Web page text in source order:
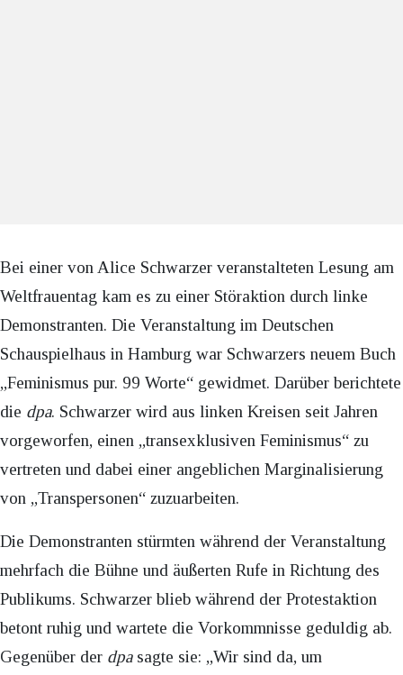
Bei einer von Alice Schwarzer veranstalteten Lesung am
Weltfrauentag kam es zu einer Störaktion durch linke
Demonstranten. Die Veranstaltung im Deutschen
Schauspielhaus in Hamburg war Schwarzers neuem Buch
„Feminismus pur. 99 Worte“ gewidmet. Darüber berichtete
die dpa. Schwarzer wird aus linken Kreisen seit Jahren
vorgeworfen, einen „transexklusiven Feminismus“ zu
vertreten und dabei einer angeblichen Marginalisierung
von „Transpersonen“ zuzuarbeiten.
Die Demonstranten stürmten während der Veranstaltung
mehrfach die Bühne und äußerten Rufe in Richtung des
Publikums. Schwarzer blieb während der Protestaktion
betont ruhig und wartete die Vorkommnisse geduldig ab.
Gegenüber der dpasagte sie: „Wir sind da, um